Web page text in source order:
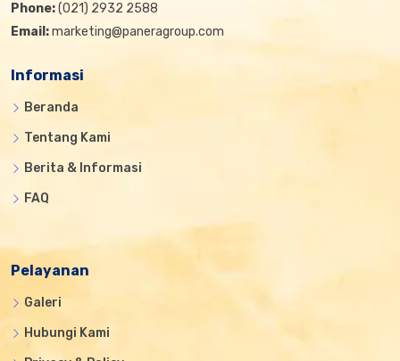
Phone:(021) 2932 2588
Email:marketing@paneragroup.com
Informasi
Beranda
Tentang Kami
Berita & Informasi
FAQ
Pelayanan
Galeri
Hubungi Kami